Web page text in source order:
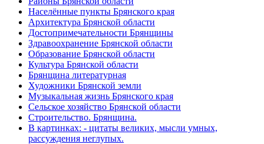
Населённые пункты Брянского края
Архитектура Брянской области
Достопримечательности Брянщины
Здравоохранение Брянской области
Образование Брянской области
Культура Брянской области
Брянщина литературная
Художники Брянской земли
Музыкальная жизнь Брянского края
Сельское хозяйство Брянской области
Строительство. Брянщина.
В картинках: - цитаты великих, мысли умных,
рассуждения неглупых.